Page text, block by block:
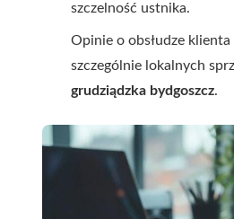
szczelność ustnika.
Opinie o obsłudze
szczególnie lokalnych
grudziądzka bydgoszcz.